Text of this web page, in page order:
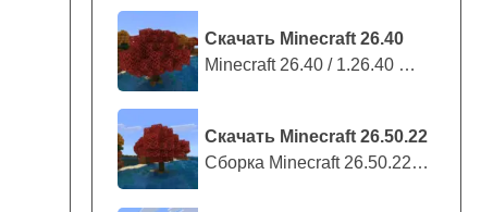
Скачать Minecraft 26.40
Minecraft 26.40 / 1.26.40 — стабильны...
Скачать Minecraft 26.50.22
Сборка Minecraft 26.50.22 / 1.26.50.2...